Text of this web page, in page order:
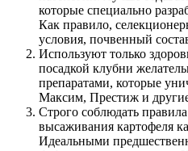
которые специально
Как правило,
условия, почвенный
Используют только
посадкой клубни
препаратами, которые
Максим, Престиж и
Строго соблюдать
высаживания картофеля
Идеальными